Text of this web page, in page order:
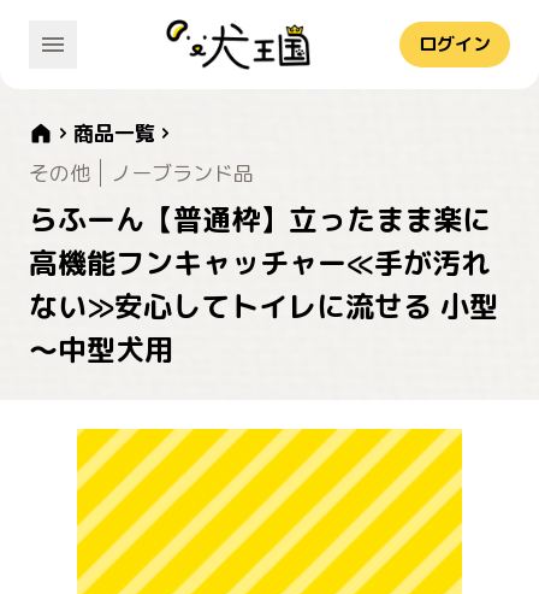
ログイン
商品一覧
その他
ノーブランド品
らふーん【普通枠】立ったまま楽に
高機能フンキャッチャー≪手が汚れ
ない≫安心してトイレに流せる 小型
～中型犬用